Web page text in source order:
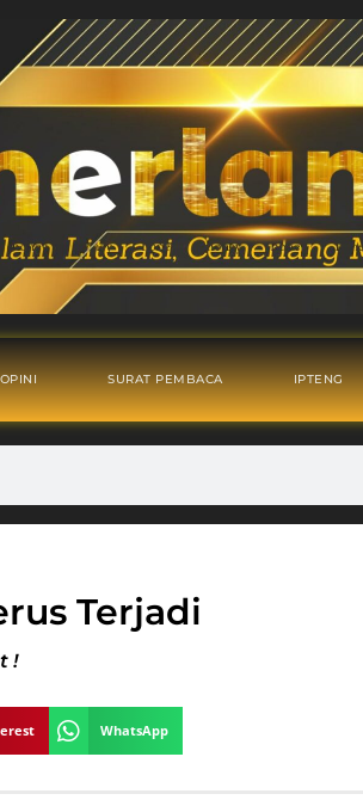
OPINI SURAT PEMBACA IPTENG
Terjadi
!
WhatsApp